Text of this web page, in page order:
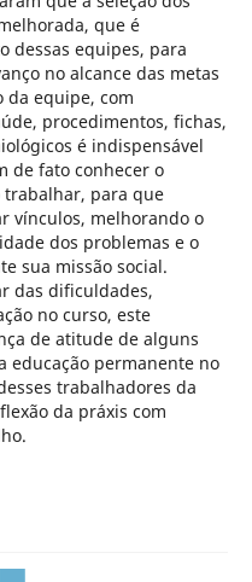
que é
dessas equipes, para
no alcance das metas
equipe, com
procedimentos, fichas,
é indispensável
de fato conhecer o
trabalhar, para que
vínculos, melhorando o
dos problemas e o
sua missão social.
das dificuldades,
no curso, este
de atitude de alguns
educação permanente no
trabalhadores da
da práxis com